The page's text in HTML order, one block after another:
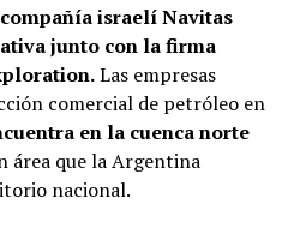
israelí Navitas
junto con la firma
Las empresas
comercial de petróleo en
en la cuenca norte
área que la Argentina
nacional.